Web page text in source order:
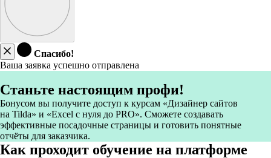
Спасибо!
Ваша заявка успешно отправлена
Станьте настоящим профи!
Бонусом вы получите доступ к курсам «Дизайнер сайтов
на Tilda» и «Excel с нуля до PRO». Сможете создавать
эффективные посадочные страницы и готовить понятные
отчёты для заказчика.
Как проходит обучение на платформе